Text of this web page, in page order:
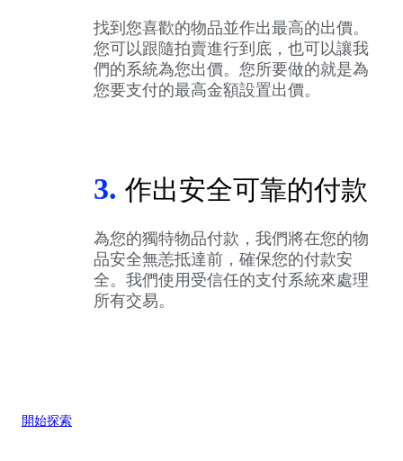
找到您喜歡的物品並作出最高的出價。
您可以跟隨拍賣進行到底，也可以讓我
們的系統為您出價。您所要做的就是為
您要支付的最高金額設置出價。
3. 作出安全可靠的付款
為您的獨特物品付款，我們將在您的物
品安全無恙抵達前，確保您的付款安
全。我們使用受信任的支付系統來處理
所有交易。
開始探索